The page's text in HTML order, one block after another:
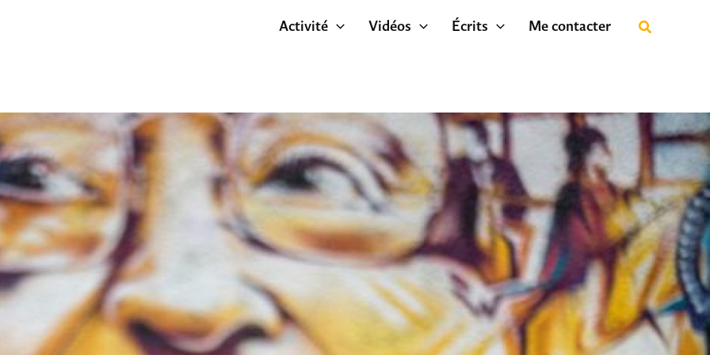
Activité Vidéos Écrits Me contacter